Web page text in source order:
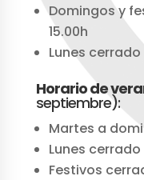
Domingos y
15.00h
Lunes cerrado
Horario de
septiembre):
Martes a
Lunes cerrado
Festivos